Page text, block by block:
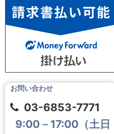
お問い合わせ
03-6853-7771
9:00－17:00（土日